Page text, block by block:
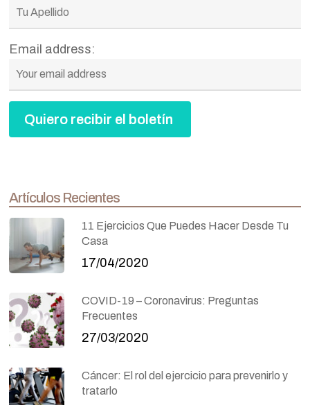
Email address:
Artículos Recientes
11 Ejercicios Que Puedes Hacer Desde Tu
Casa
17/04/2020
COVID-19 – Coronavirus: Preguntas
Frecuentes
27/03/2020
Cáncer: El rol del ejercicio para prevenirlo y
tratarlo